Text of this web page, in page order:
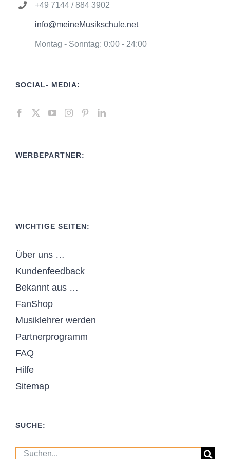
+49 7144 / 884 3902
info@meineMusikschule.net
Montag - Sonntag: 0:00 - 24:00
SOCIAL- MEDIA:
WERBEPARTNER:
WICHTIGE SEITEN:
Über uns …
Kundenfeedback
Bekannt aus …
FanShop
Musiklehrer werden
Partnerprogramm
FAQ
Hilfe
Sitemap
SUCHE:
Suche